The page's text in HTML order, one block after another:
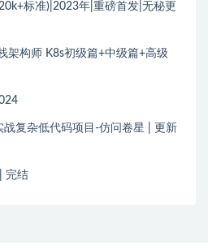
标准)|2023年|重磅首发|无秘更
架构师 K8s初级篇+中级篇+高级
战复杂低代码项目-仿问卷星 | 更新
完结